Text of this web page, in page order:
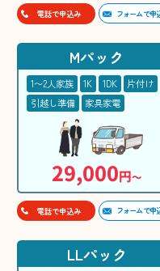
電話で申込み フォームで申
Mパック
1〜2人家族 1K 1DK
片付け
引越し準備
家具家電
29,000円〜
電話で申込み フォームで申
LLパック